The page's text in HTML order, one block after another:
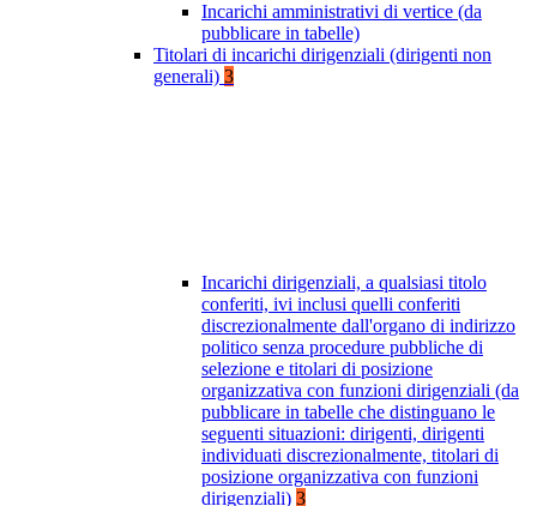
Incarichi amministrativi di vertice (da
pubblicare in tabelle)
Titolari di incarichi dirigenziali (dirigenti non
generali) 3
Incarichi dirigenziali, a qualsiasi titolo
conferiti, ivi inclusi quelli conferiti
discrezionalmente dall'organo di indirizzo
politico senza procedure pubbliche di
selezione e titolari di posizione
organizzativa con funzioni dirigenziali (da
pubblicare in tabelle che distinguano le
seguenti situazioni: dirigenti, dirigenti
individuati discrezionalmente, titolari di
posizione organizzativa con funzioni
dirigenziali) 3